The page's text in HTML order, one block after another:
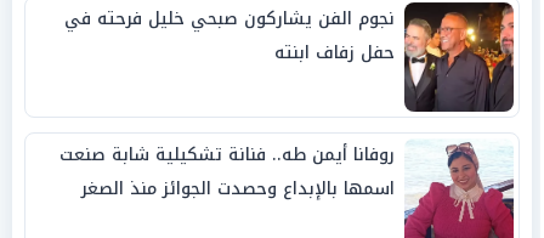
نجوم الفن يشاركون صبحي خليل فرحته في
حفل زفاف ابنته
روفانا أيمن طه.. فنانة تشكيلية شابة صنعت
اسمها بالإبداع وحصدت الجوائز منذ الصغر